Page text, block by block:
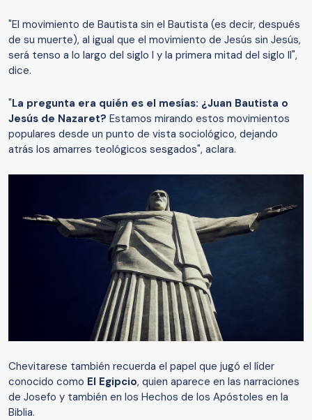
"El movimiento de Bautista sin el Bautista (es decir, después
de su muerte), al igual que el movimiento de Jesús sin Jesús,
será tenso a lo largo del siglo I y la primera mitad del siglo II",
dice.
"La pregunta era quién es el mesías: ¿Juan Bautista o
Jesús de Nazaret? Estamos mirando estos movimientos
populares desde un punto de vista sociológico, dejando
atrás los amarres teológicos sesgados", aclara.
Chevitarese también recuerda el papel que jugó el líder
conocido como El Egipcio, quien aparece en las narraciones
de Josefo y también en los Hechos de los Apóstoles en la
Biblia.